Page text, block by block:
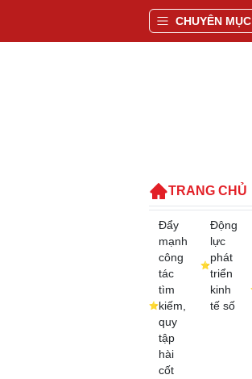
CHUYÊN MỤC
TRANG CHỦ
Đẩy
mạnh
công
tác
tìm
kiếm,
quy
tập
hài
cốt
Động
lực
phát
triển
kinh
tế số